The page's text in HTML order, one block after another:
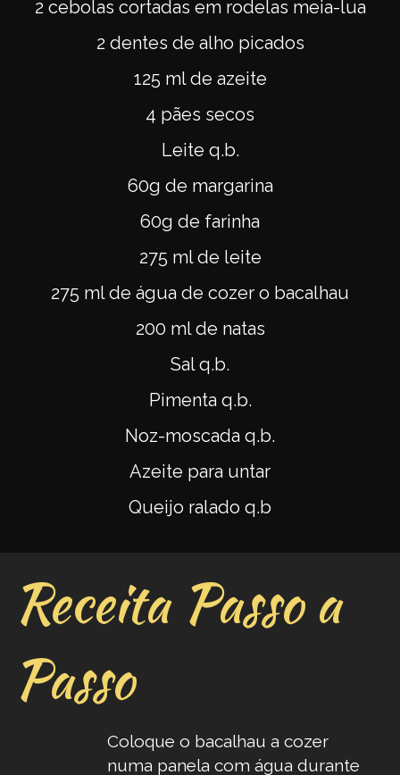
2 cebolas cortadas em rodelas meia-lua
2 dentes de alho picados
125 ml de azeite
4 pães secos
Leite q.b.
60g de margarina
60g de farinha
275 ml de leite
275 ml de água de cozer o bacalhau
200 ml de natas
Sal q.b.
Pimenta q.b.
Noz-moscada q.b.
Azeite para untar
Queijo ralado q.b
Receita Passo a
Passo
Coloque o bacalhau a cozer
numa panela com água durante